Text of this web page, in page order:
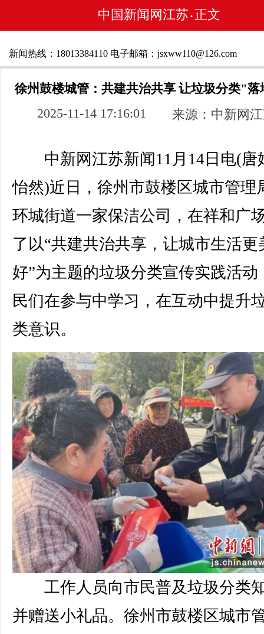
中国新闻网江苏 • 正文
新闻热线：18013384110 电子邮箱：jsxww110@126.com
徐州鼓楼城管：共建共治共享 让垃圾分类"
2025-11-14 17:16:01 来源：中新网
中新网江苏新闻11月14日电(唐
怡然)近日，徐州市鼓楼区城市管理
环城街道一家保洁公司，在祥和广
了以“共建共治共享，让城市生活更
好”为主题的垃圾分类宣传实践活动
民们在参与中学习，在互动中提升
类意识。
工作人员向市民普及垃圾分类
并赠送小礼品。徐州市鼓楼区城市